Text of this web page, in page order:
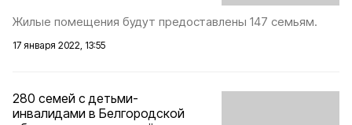
Жилые помещения будут предоставлены 147 семьям.
17 января 2022, 13:55
280 семей с детьми-
инвалидами в Белгородской